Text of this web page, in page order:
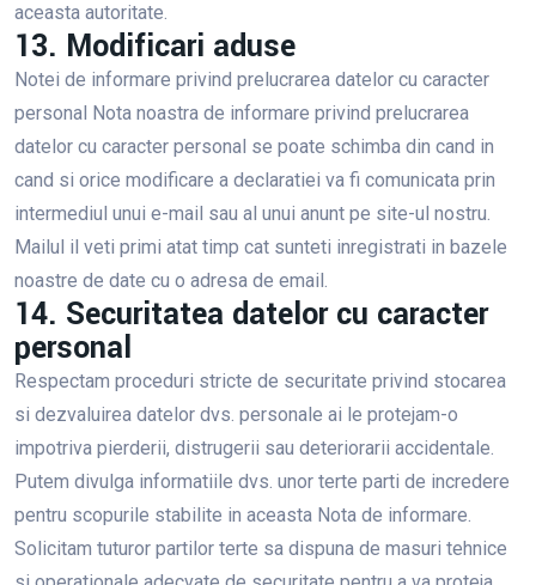
aceasta autoritate.
13. Modificari aduse
Notei de informare privind prelucrarea datelor cu caracter
personal Nota noastra de informare privind prelucrarea
datelor cu caracter personal se poate schimba din cand in
cand si orice modificare a declaratiei va fi comunicata prin
intermediul unui e-mail sau al unui anunt pe site-ul nostru.
Mailul il veti primi atat timp cat sunteti inregistrati in bazele
noastre de date cu o adresa de email.
14. Securitatea datelor cu caracter
personal
Respectam proceduri stricte de securitate privind stocarea
si dezvaluirea datelor dvs. personale ai le protejam-o
impotriva pierderii, distrugerii sau deteriorarii accidentale.
Putem divulga informatiile dvs. unor terte parti de incredere
pentru scopurile stabilite in aceasta Nota de informare.
Solicitam tuturor partilor terte sa dispuna de masuri tehnice